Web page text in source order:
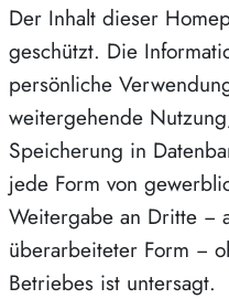
Der Inhalt dieser
geschützt. Die
persönliche
weitergehende
Speicherung in
jede Form von
Weitergabe an Dritte −
überarbeiteter Form −
Betriebes ist untersagt.